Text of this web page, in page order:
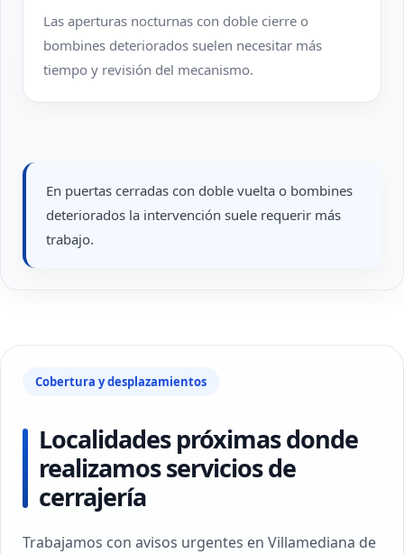
Las aperturas nocturnas con doble cierre o
bombines deteriorados suelen necesitar más
tiempo y revisión del mecanismo.
En puertas cerradas con doble vuelta o bombines
deteriorados la intervención suele requerir más
trabajo.
Cobertura y desplazamientos
Localidades próximas donde
realizamos servicios de
cerrajería
Trabajamos con avisos urgentes en Villamediana de